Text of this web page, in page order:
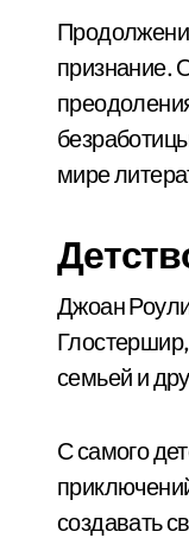
признание.
мире
Джоан
семьей и
С самого
создавать